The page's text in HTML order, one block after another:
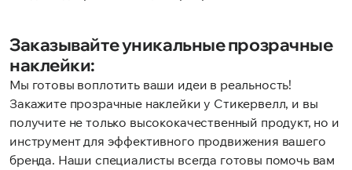
Заказывайте уникальные прозрачные
наклейки:
Мы готовы воплотить ваши идеи в реальность!
Закажите прозрачные наклейки у Стикервелл, и вы
получите не только высококачественный продукт, но и
инструмент для эффективного продвижения вашего
бренда. Наши специалисты всегда готовы помочь вам